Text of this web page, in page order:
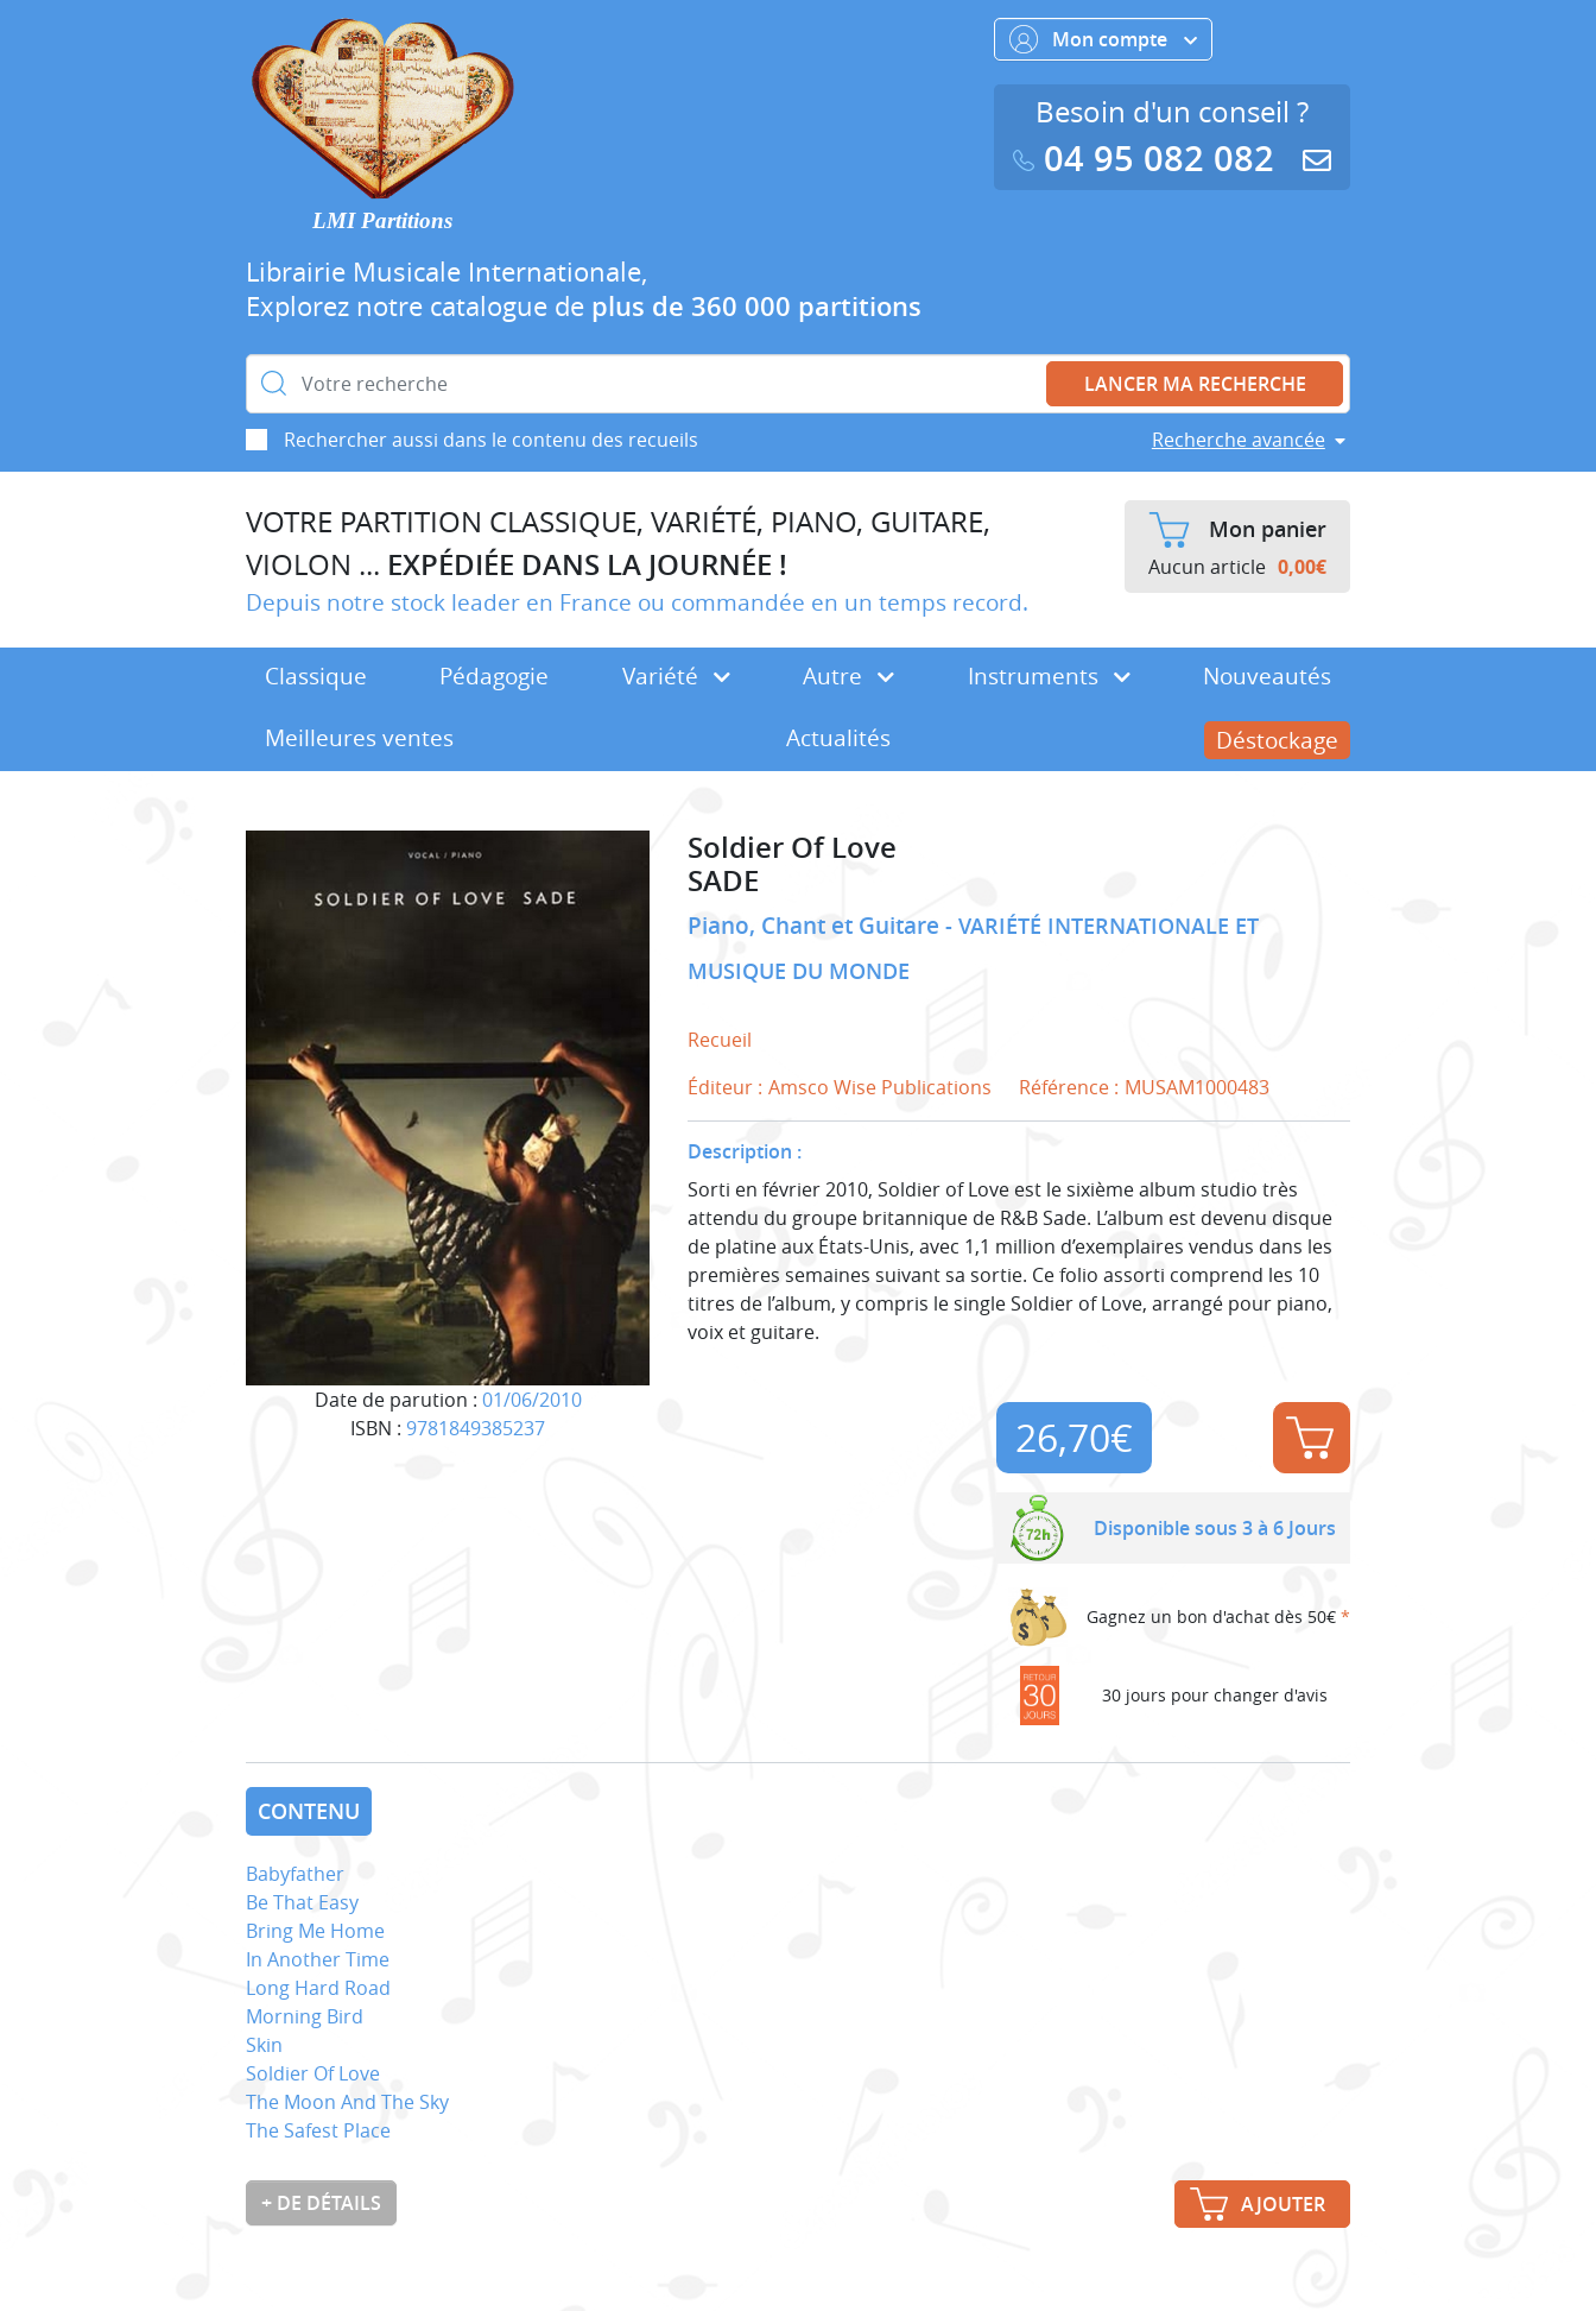
LMI Partitions
Librairie Musicale Internationale,
Explorez notre catalogue de plus de 360 000 partitions
Rechercher :
Rechercher aussi dans le contenu des recueils Recherche avancée
Mon compte
Besoin d'un conseil ?
04 95 082 082
VOTRE PARTITION CLASSIQUE, VARIÉTÉ, PIANO, GUITARE,
VIOLON ... EXPÉDIÉE DANS LA JOURNÉE !
Depuis notre stock leader en France ou commandée en un temps record.
Mon panier
Aucun article 0,00€
Classique Pédagogie Variété Autre Instruments
Nouveautés
Meilleures ventes
Actualités Déstockage
Date de parution : 01/06/2010
ISBN : 9781849385237
Soldier Of Love
SADE
Piano, Chant et Guitare
VARIÉTÉ INTERNATIONALE ET
MUSIQUE DU MONDE
Recueil
Éditeur : Amsco Wise Publications Référence : MUSAM1000483
Description :
Sorti en février 2010, Soldier of Love est le sixième album studio très
attendu du groupe britannique de R&B Sade. L’album est devenu disque
de platine aux États-Unis, avec 1,1 million d’exemplaires vendus dans les
premières semaines suivant sa sortie. Ce folio assorti comprend les 10
titres de l’album, y compris le single Soldier of Love, arrangé pour piano,
voix et guitare.
26,70€
Disponible sous 3 à 6 Jours
Gagnez un bon d'achat dès 50€ *
30 jours pour changer d'avis
CONTENU
Babyfather
Be That Easy
Bring Me Home
In Another Time
Long Hard Road
Morning Bird
Skin
Soldier Of Love
The Moon And The Sky
The Safest Place
+ DE DÉTAILS AJOUTER